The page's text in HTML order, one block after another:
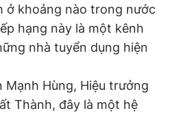
ở khoảng nào trong nước
hạng này là một kênh
nhà tuyển dụng hiện
Mạnh Hùng, Hiệu trưởng
Thành, đây là một hệ